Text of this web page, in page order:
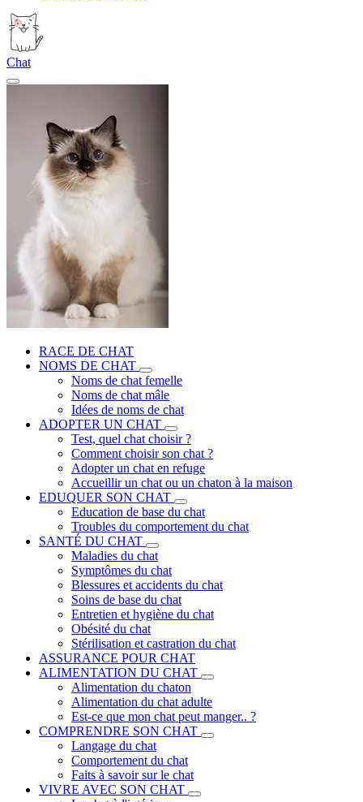
Chat
RACE DE CHAT
NOMS DE CHAT
Noms de chat femelle
Noms de chat mâle
Idées de noms de chat
ADOPTER UN CHAT
Test, quel chat choisir ?
Comment choisir son chat ?
Adopter un chat en refuge
Accueillir un chat ou un chaton à la maison
EDUQUER SON CHAT
Education de base du chat
Troubles du comportement du chat
SANTÉ DU CHAT
Maladies du chat
Symptômes du chat
Blessures et accidents du chat
Soins de base du chat
Entretien et hygiène du chat
Obésité du chat
Stérilisation et castration du chat
ASSURANCE POUR CHAT
ALIMENTATION DU CHAT
Alimentation du chaton
Alimentation du chat adulte
Est-ce que mon chat peut manger.. ?
COMPRENDRE SON CHAT
Langage du chat
Comportement du chat
Faits à savoir sur le chat
VIVRE AVEC SON CHAT